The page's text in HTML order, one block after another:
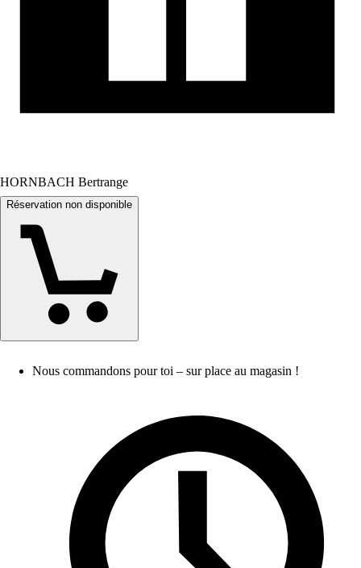
HORNBACH Bertrange
Réservation non disponible
Nous commandons pour toi – sur place au magasin !